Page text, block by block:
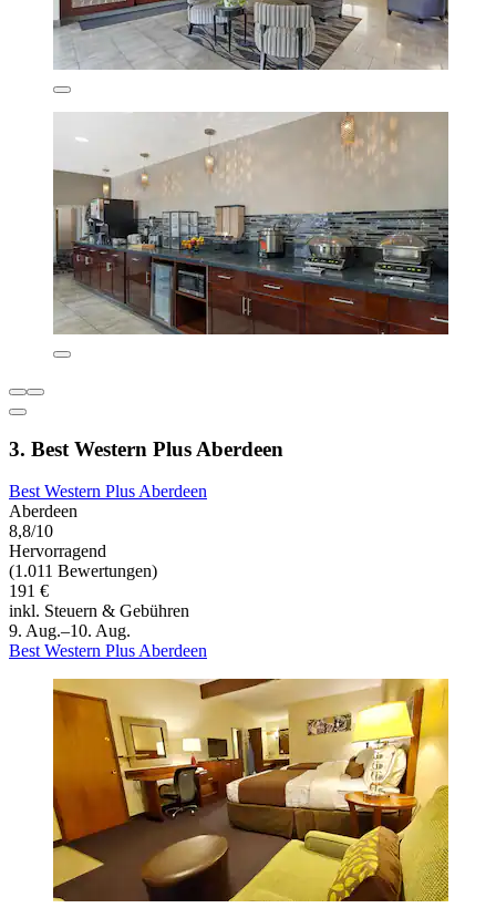
3. Best Western Plus Aberdeen
Best Western Plus Aberdeen
Aberdeen
8,8/10
Hervorragend
(1.011 Bewertungen)
191 €
inkl. Steuern & Gebühren
9. Aug.–10. Aug.
Best Western Plus Aberdeen